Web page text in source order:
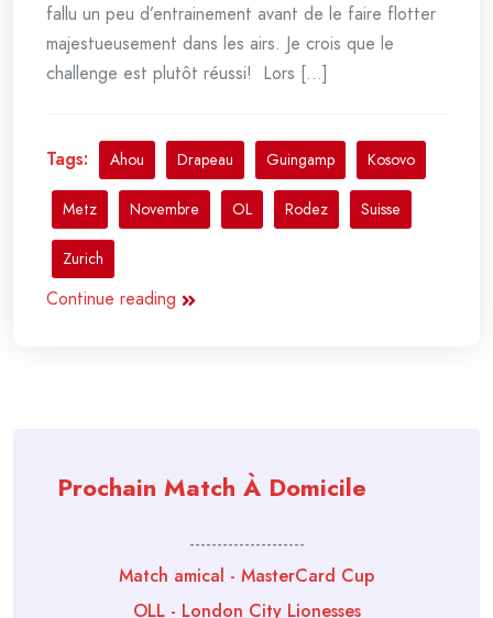
fallu un peu d’entrainement avant de le faire flotter
majestueusement dans les airs. Je crois que le
challenge est plutôt réussi! Lors [...]
Tags: Ahou Drapeau Guingamp Kosovo
Metz Novembre OL Rodez Suisse
Zurich
Continue reading
Prochain Match À Domicile
---------------------
Match amical - MasterCard Cup
OLL - London City Lionesses